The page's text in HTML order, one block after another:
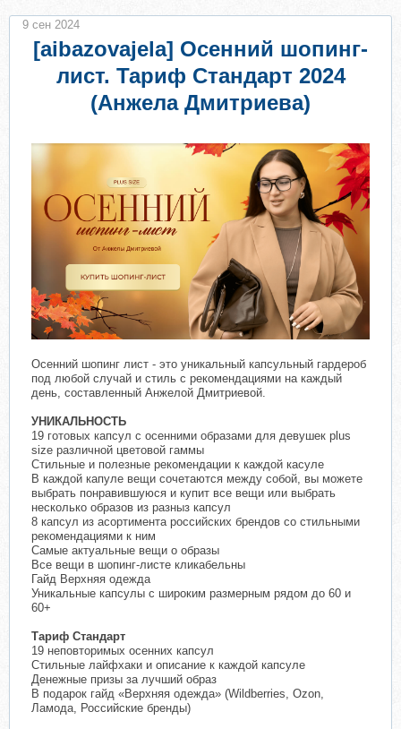
[aibazovajela] Осенний шопинг-
лист. Тариф Стандарт 2024
(Анжела Дмитриева)
Осенний шопинг лист - это уникальный капсульный гардероб
под любой случай и стиль с рекомендациями на каждый
день, составленный Анжелой Дмитриевой.
УНИКАЛЬНОСТЬ
19 готовых капсул с осенними образами для девушек plus
size различной цветовой гаммы
Стильные и полезные рекомендации к каждой касуле
В каждой капуле вещи сочетаются между собой, вы можете
выбрать понравившуюся и купит все вещи или выбрать
несколько образов из разныз капсул
8 капсул из асортимента российских брендов со стильными
рекомендациями к ним
Самые актуальные вещи о образы
Все вещи в шопинг-листе кликабельны
Гайд Верхняя одежда
Уникальные капсулы с широким размерным рядом до 60 и
60+
Тариф Стандарт
19 неповторимых осенних капсул
Стильные лайфхаки и описание к каждой капсуле
Денежные призы за лучший образ
В подарок гайд «Верхняя одежда» (Wildberries, Ozon,
Ламода, Российские бренды)
9 сен 2024